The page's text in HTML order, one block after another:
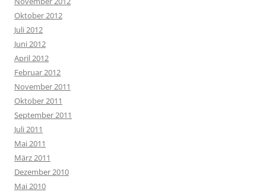
Oktober 2012
Juli 2012
Juni 2012
April 2012
Februar 2012
November 2011
Oktober 2011
September 2011
Juli 2011
Mai 2011
März 2011
Dezember 2010
Mai 2010